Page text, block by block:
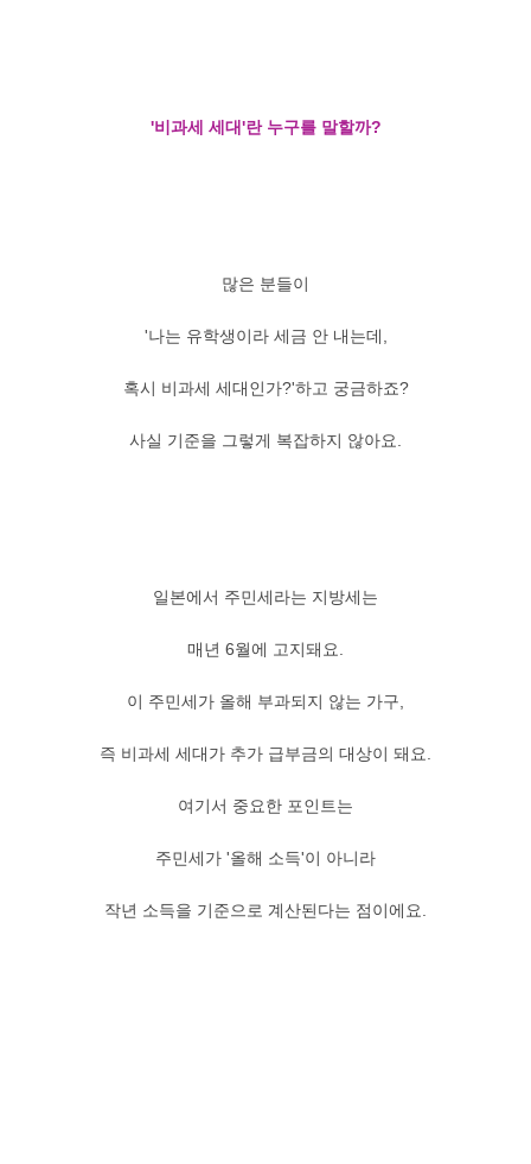
'비과세 세대'란 누구를 말할까?
많은 분들이
'나는 유학생이라 세금 안 내는데,
혹시 비과세 세대인가?'하고 궁금하죠?
사실 기준을 그렇게 복잡하지 않아요.
일본에서 주민세라는 지방세는
매년 6월에 고지돼요.
이 주민세가 올해 부과되지 않는 가구,
즉 비과세 세대가 추가 급부금의 대상이 돼요.
여기서 중요한 포인트는
주민세가 '올해 소득'이 아니라
작년 소득을 기준으로 계산된다는 점이에요.